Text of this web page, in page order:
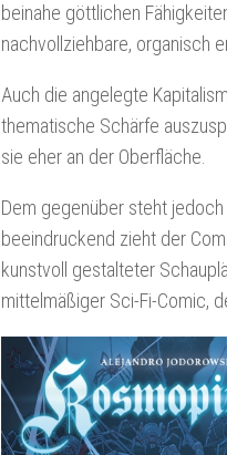
beinahe göttlichen
nachvollziehbare, organisch
Auch die angelegte
thematische Schärfe
sie eher an der Oberfläche.
Dem gegenüber steht
beeindruckend zieht der
kunstvoll gestalteter
mittelmäßiger Sci-Fi-Comic,